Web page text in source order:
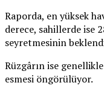
Raporda, en yüksek
derece, sahillerde ise
seyretmesinin
Rüzgârın ise
esmesi öngörülüyor.